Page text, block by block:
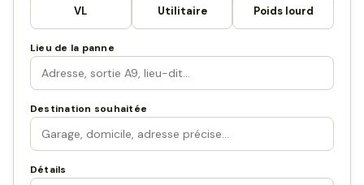
VL Utilitaire Poids lourd
Lieu de la panne
Destination souhaitée
Détails